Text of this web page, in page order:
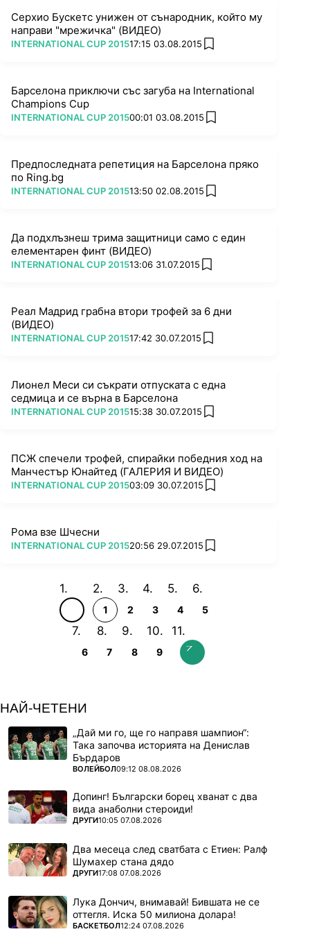
Серхио Бускетс унижен от сънародник, който му
направи "мрежичка" (ВИДЕО)
ПОВЕЧЕ ОТ
INTERNATIONAL CUP 201517:15 03.08.2015 add favorites
Барселона приключи със загуба на International
Champions Cup
ПОВЕЧЕ ОТ
INTERNATIONAL CUP 201500:01 03.08.2015 add favorites
Предпоследната репетиция на Барселона пряко
по Ring.bg
ПОВЕЧЕ ОТ
INTERNATIONAL CUP 201513:50 02.08.2015 add favorites
Да подхлъзнеш трима защитници само с един
елементарен финт (ВИДЕО)
ПОВЕЧЕ ОТ
INTERNATIONAL CUP 201513:06 31.07.2015 add favorites
Реал Мадрид грабна втори трофей за 6 дни
(ВИДЕО)
ПОВЕЧЕ ОТ
INTERNATIONAL CUP 201517:42 30.07.2015 add favorites
Лионел Меси си съкрати отпуската с една
седмица и се върна в Барселона
ПОВЕЧЕ ОТ
INTERNATIONAL CUP 201515:38 30.07.2015 add favorites
ПСЖ спечели трофей, спирайки победния ход на
Манчестър Юнайтед (ГАЛЕРИЯ И ВИДЕО)
ПОВЕЧЕ ОТ
INTERNATIONAL CUP 201503:09 30.07.2015 add favorites
Рома взе Шчесни
ПОВЕЧЕ ОТ
INTERNATIONAL CUP 201520:56 29.07.2015 add favorites
1 2 3 4 5
6 7 8 9
НАЙ-ЧЕТЕНИ
„Дай ми го, ще го направя шампион“:
Така започва историята на Денислав
Бърдаров
ПОВЕЧЕ ОТ
ВОЛЕЙБОЛ09:12 08.08.2026
Допинг! Български борец хванат с два
вида анаболни стероиди!
ПОВЕЧЕ ОТ
ДРУГИ10:05 07.08.2026
Два месеца след сватбата с Етиен: Ралф
Шумахер стана дядо
ПОВЕЧЕ ОТ
ДРУГИ17:08 07.08.2026
Лука Дончич, внимавай! Бившата не се
оттегля. Иска 50 милиона долара!
ПОВЕЧЕ ОТ
БАСКЕТБОЛ12:24 07.08.2026